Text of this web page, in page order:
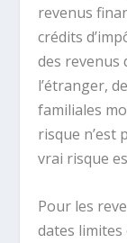
revenus
crédits
des revenus
l’étranger,
familiales
risque n’est
vrai risque
Pour les
dates